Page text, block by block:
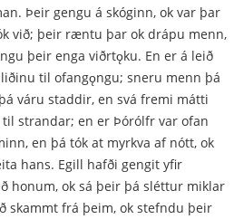
Þeir gengu á skóginn, ok var þar
við; þeir ræntu þar ok drápu menn,
þeir enga viðrtǫku. En er á leið
til ofangǫngu; sneru menn þá
váru staddir, en svá fremi mátti
strandar; en er Þórólfr var ofan
en þá tók at myrkva af nótt, ok
hans. Egill hafði gengit yfir
honum, ok sá þeir þá sléttur miklar
skammt frá þeim, ok stefndu þeir